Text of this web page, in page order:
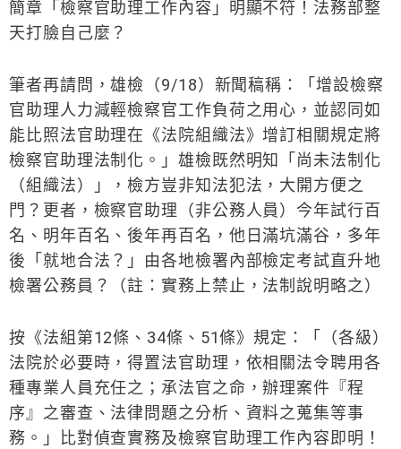
簡章「檢察官助理工作內容」明顯不符！法務部整
天打臉自己麼？
筆者再請問，雄檢（9/18）新聞稿稱：「增設檢察
官助理人力減輕檢察官工作負荷之用心，並認同如
能比照法官助理在《法院組織法》增訂相關規定將
檢察官助理法制化。」雄檢既然明知「尚未法制化
（組織法）」，檢方豈非知法犯法，大開方便之
門？更者，檢察官助理（非公務人員）今年試行百
名、明年百名、後年再百名，他日滿坑滿谷，多年
後「就地合法？」由各地檢署內部檢定考試直升地
檢署公務員？（註：實務上禁止，法制說明略之）
按《法組第12條、34條、51條》規定：「（各級）
法院於必要時，得置法官助理，依相關法令聘用各
種專業人員充任之；承法官之命，辦理案件『程
序』之審查、法律問題之分析、資料之蒐集等事
務。」比對偵查實務及檢察官助理工作內容即明！